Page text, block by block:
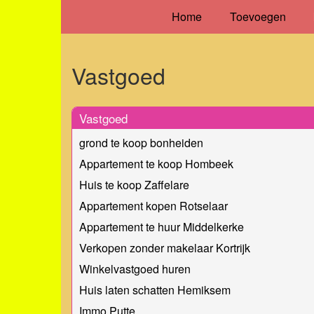
Home Toevoegen
Vastgoed
Vastgoed
grond te koop bonheiden
Appartement te koop Hombeek
Huis te koop Zaffelare
Appartement kopen Rotselaar
Appartement te huur Middelkerke
Verkopen zonder makelaar Kortrijk
Winkelvastgoed huren
Huis laten schatten Hemiksem
Immo Putte